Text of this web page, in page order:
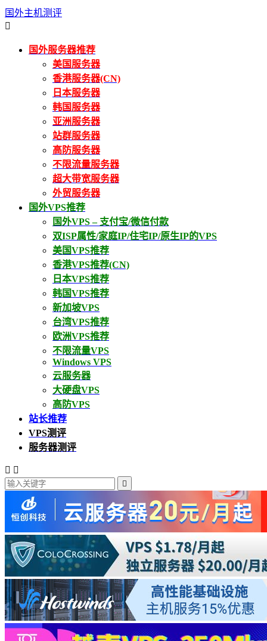
国外主机测评

国外服务器推荐
美国服务器
香港服务器(CN)
日本服务器
韩国服务器
亚洲服务器
站群服务器
高防服务器
不限流量服务器
超大带宽服务器
外贸服务器
国外VPS推荐
国外VPS – 支付宝/微信付款
双ISP属性/家庭IP/住宅IP/原生IP的VPS
美国VPS推荐
香港VPS推荐(CN)
日本VPS推荐
韩国VPS推荐
新加坡VPS
台湾VPS推荐
欧洲VPS推荐
不限流量VPS
Windows VPS
云服务器
大硬盘VPS
高防VPS
站长推荐
VPS测评
服务器测评
 
